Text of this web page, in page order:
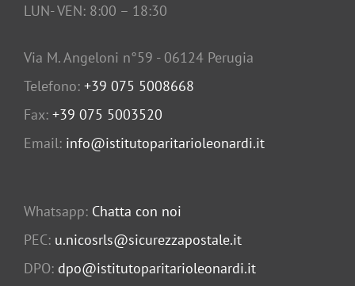
LUN- VEN: 8:00 – 18:30
Via M. Angeloni n°59 - 06124 Perugia
Telefono: +39 075 5008668
Fax: +39 075 5003520
Email: info@istitutoparitarioleonardi.it
Whatsapp: Chatta con noi
PEC: u.nicosrls@sicurezzapostale.it
DPO: dpo@istitutoparitarioleonardi.it